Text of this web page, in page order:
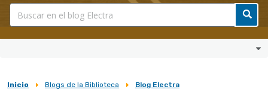
Sobrescribir
Inicio Blogs de la Biblioteca Blog Electra